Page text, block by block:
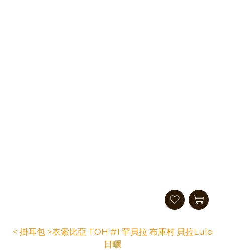
< 掛耳包 >衣索比亞 TOH #1 罕貝拉 布庫村 貝拉Lulo
日曬